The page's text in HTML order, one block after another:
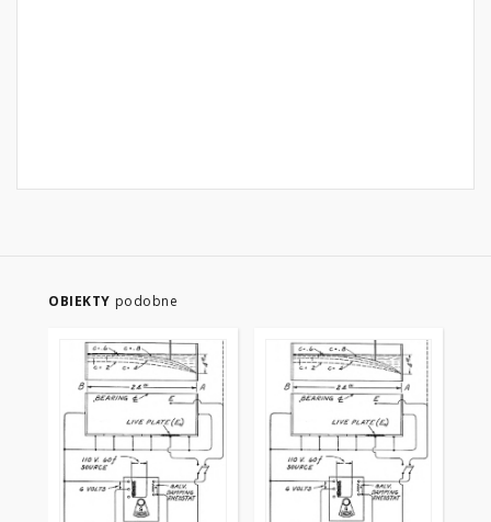
OBIEKTY podobne